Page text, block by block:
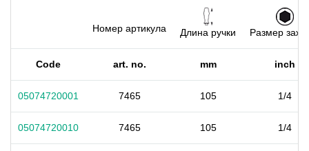
Номер артикула Длина ручки Размер
Code art. no. mm inch
05074720001 7465 105 1/4
05074720010 7465 105 1/4